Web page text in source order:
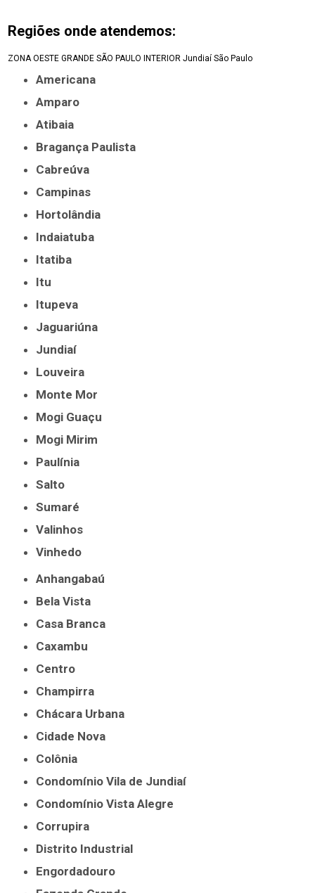
Regiões onde atendemos:
ZONA OESTE GRANDE SÃO PAULO INTERIOR Jundiaí São Paulo
Americana
Amparo
Atibaia
Bragança Paulista
Cabreúva
Campinas
Hortolândia
Indaiatuba
Itatiba
Itu
Itupeva
Jaguariúna
Jundiaí
Louveira
Monte Mor
Mogi Guaçu
Mogi Mirim
Paulínia
Salto
Sumaré
Valinhos
Vinhedo
Anhangabaú
Bela Vista
Casa Branca
Caxambu
Centro
Champirra
Chácara Urbana
Cidade Nova
Colônia
Condomínio Vila de Jundiaí
Condomínio Vista Alegre
Corrupira
Distrito Industrial
Engordadouro